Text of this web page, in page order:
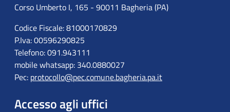
Corso Umberto I, 165 - 90011 Bagheria (PA)
Codice Fiscale: 81000170829
P.Iva: 00596290825
Telefono: 091.943111
mobile whatsapp: 340.0880027
Pec: protocollo@pec.comune.bagheria.pa.it
Accesso agli uffici